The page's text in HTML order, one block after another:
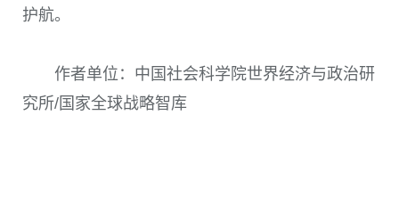
护航。
作者单位：中国社会科学院世界经济与政治研
究所/国家全球战略智库